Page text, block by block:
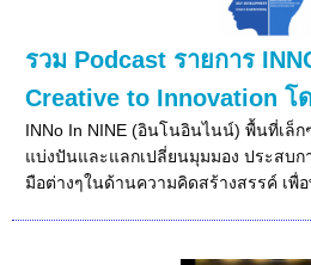
รวม Podcast รายการ
Creative to Innovation โ
INNo In NINE (อินโนอินไนน์) พื้นที่เล็ก
แบ่งปันและแลกเปลี่ยนมุมมอง ประสบก
มือต่างๆในด้านความคิดสร้างสรรค์ เพื่